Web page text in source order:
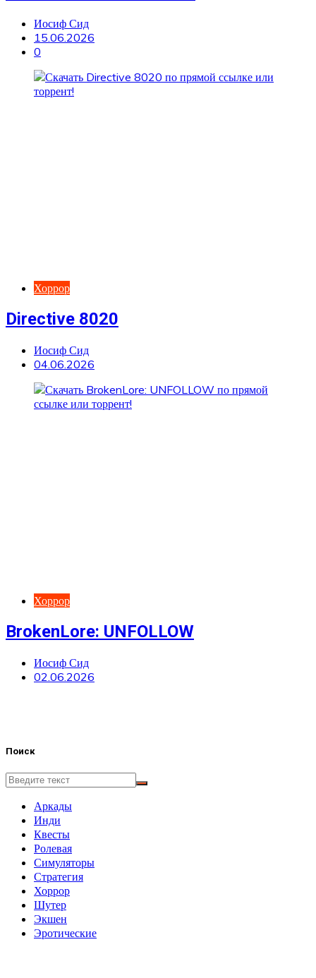
Иосиф Сид
15.06.2026
0
Хоррор
Directive 8020
Иосиф Сид
04.06.2026
Хоррор
BrokenLore: UNFOLLOW
Иосиф Сид
02.06.2026
Поиск
Аркады
Инди
Квесты
Ролевая
Симуляторы
Стратегия
Хоррор
Шутер
Экшен
Эротические